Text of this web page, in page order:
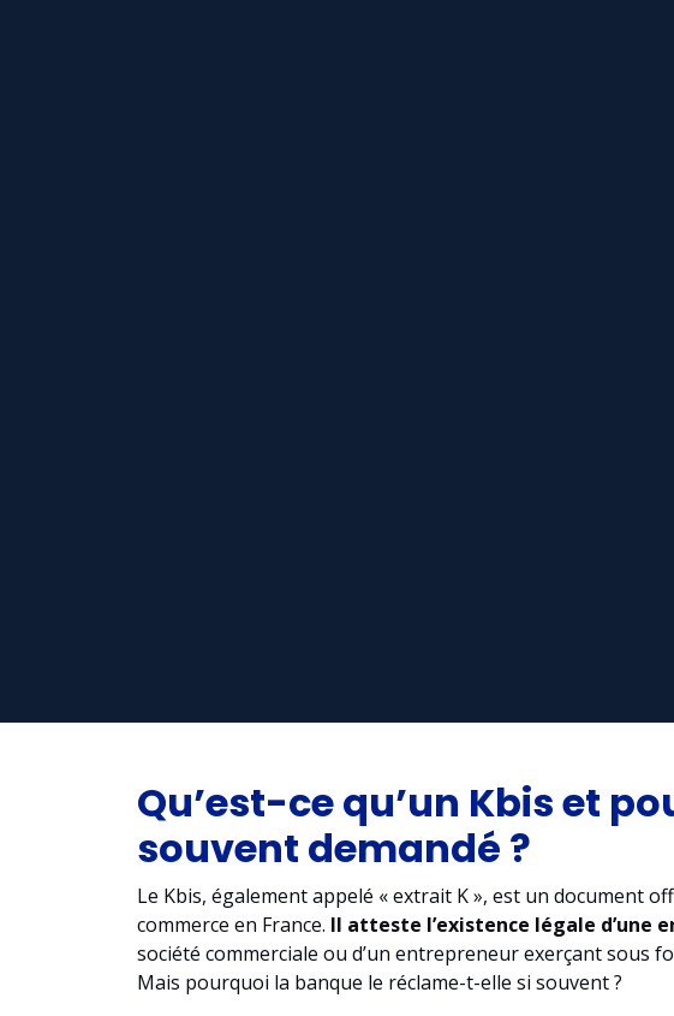
Qu’est-ce qu’un Kbis et
souvent demandé ?
Le Kbis, également appelé « extrait K », est un document
commerce en France. Il atteste l’existence légale d’une
société commerciale ou d’un entrepreneur exerçant sous
Mais pourquoi la banque le réclame-t-elle si souvent ?